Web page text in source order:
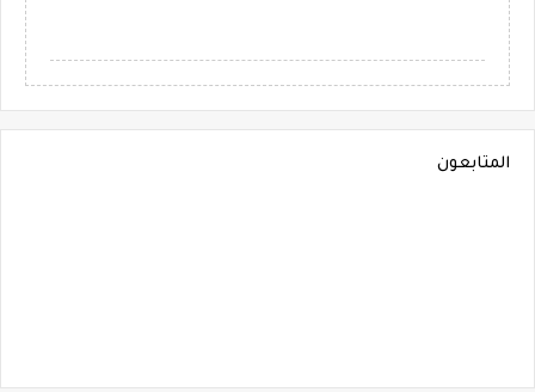
المتابعون